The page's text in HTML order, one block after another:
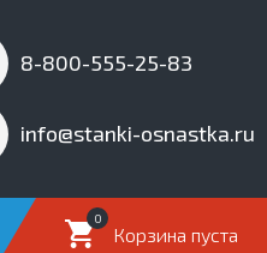
8-800-555-25-83
info@stanki-osnastka.ru
Корзина пуста
0